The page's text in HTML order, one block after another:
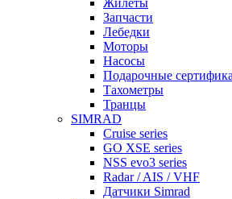
Жилеты
Запчасти
Лебедки
Моторы
Насосы
Подарочные
Тахометры
Транцы
SIMRAD
Cruise series
GO XSE series
NSS evo3 series
Radar / AIS / VHF
Датчики Simrad